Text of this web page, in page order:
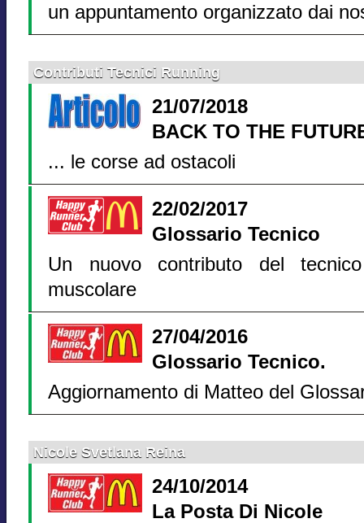
un appuntamento organizzato dai
Contributi Tecnici Running
21/07/2018
BACK TO THE
... le corse ad ostacoli
22/02/2017
Glossario Tecnico
Un nuovo contributo del
muscolare
27/04/2016
Glossario Tecnico.
Aggiornamento di Matteo del
Nicole Svetlana Reina
24/10/2014
La Posta Di Nicole